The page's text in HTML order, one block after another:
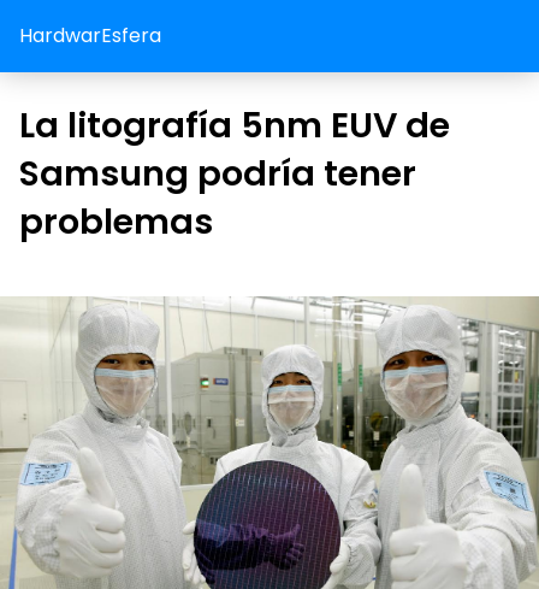
HardwarEsfera
La litografía 5nm EUV de
Samsung podría tener
problemas